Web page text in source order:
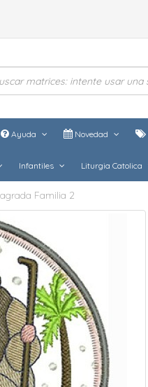
Ayuda Novedad
Infantiles Liturgia Catolica
Familia 2